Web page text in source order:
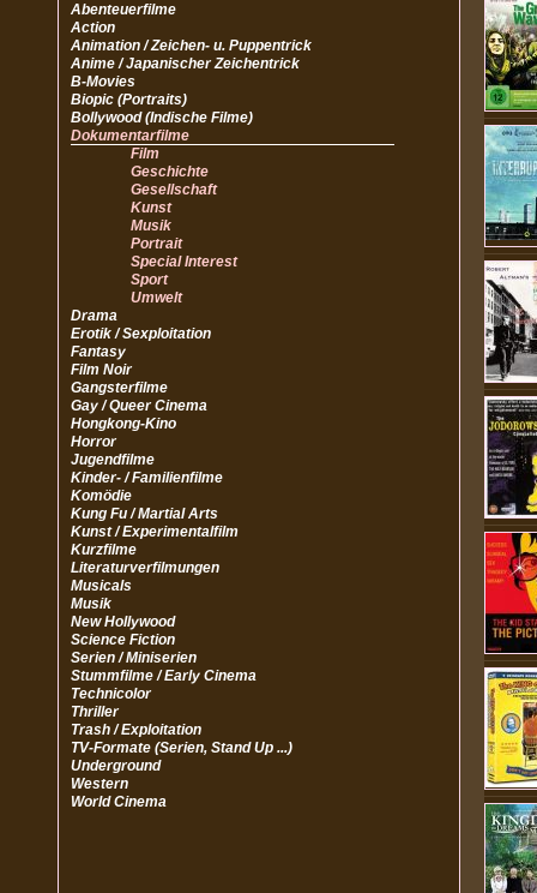
Abenteuerfilme
Action
Animation / Zeichen- u. Puppentrick
Anime / Japanischer Zeichentrick
B-Movies
Biopic (Portraits)
Bollywood (Indische Filme)
Dokumentarfilme
Film
Geschichte
Gesellschaft
Kunst
Musik
Portrait
Special Interest
Sport
Umwelt
Drama
Erotik / Sexploitation
Fantasy
Film Noir
Gangsterfilme
Gay / Queer Cinema
Hongkong-Kino
Horror
Jugendfilme
Kinder- / Familienfilme
Komödie
Kung Fu / Martial Arts
Kunst / Experimentalfilm
Kurzfilme
Literaturverfilmungen
Musicals
Musik
New Hollywood
Science Fiction
Serien / Miniserien
Stummfilme / Early Cinema
Technicolor
Thriller
Trash / Exploitation
TV-Formate (Serien, Stand Up ...)
Underground
Western
World Cinema